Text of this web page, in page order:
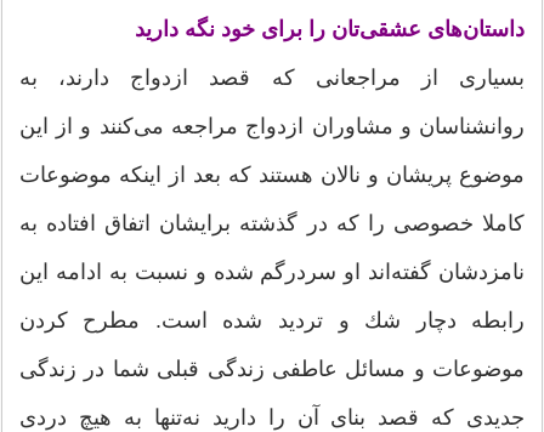
داستان‌های عشقی‌تان را برای خود نگه دارید
بسیاری از مراجعانی كه قصد ازدواج دارند، به
روانشناسان و مشاوران ازدواج مراجعه می‌كنند و از این
موضوع پریشان و نالان هستند كه بعد از اینكه موضوعات
كاملا خصوصی را كه در گذشته برایشان اتفاق افتاده به
نامزدشان گفته‌اند او سردرگم شده و نسبت به ادامه این
رابطه دچار شك و تردید شده است. مطرح كردن
موضوعات و مسائل عاطفی زندگی قبلی شما در زندگی
جدیدی كه قصد بنای آن را دارید نه‌تنها به هیچ دردی